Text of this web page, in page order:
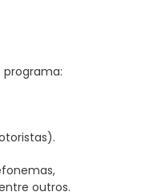
programa:
outros.